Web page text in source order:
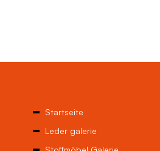
Startseite
Leder galerie